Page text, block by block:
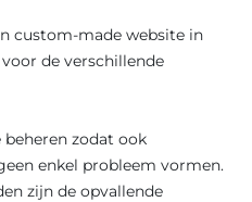
custom-made website in
de verschillende
beheren zodat ook
enkel probleem vormen.
zijn de opvallende